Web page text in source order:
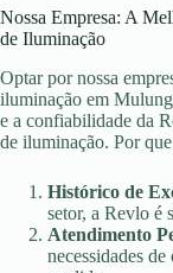
Nossa Empresa: A
de Iluminação
Optar por nossa
iluminação em
e a confiabilidade da
de iluminação. Por
Histórico de
setor, a Revlo é
Atendimento
necessidades